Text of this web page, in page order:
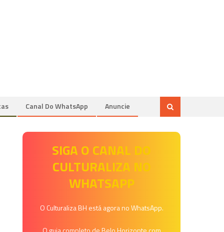
Canal Do WhatsApp Anuncie
SIGA O CANAL DO
CULTURALIZA NO
WHATSAPP
O Culturaliza BH está agora no WhatsApp.